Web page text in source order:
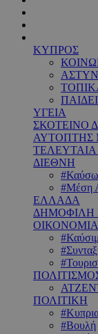
ΚΥΠΡΟΣ
ΥΓΕΙΑ
ΣΚΟΤΕΙΝΟ
ΑΥΤΟΠΤΗΣ
ΔΙΕΘΝΗ
#Μέση
ΕΛΛΑΔΑ
ΔΗΜΟΦΙΛΗ
ΟΙΚΟΝΟΜΙΑ
ΠΟΛΙΤΙΚΗ
#Βουλή